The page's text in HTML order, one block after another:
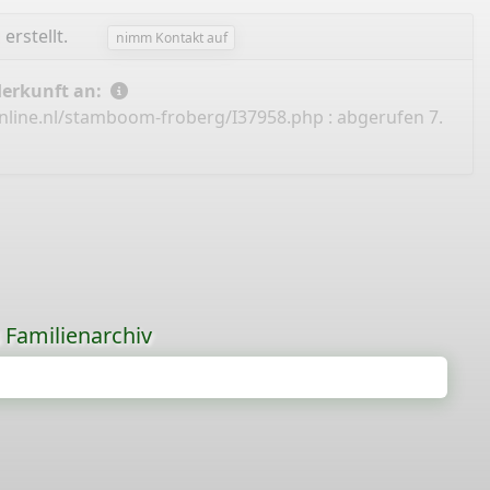
erstellt. nimm Kontakt auf
an:
stamboom-froberg/I37958.php : abgerufen 7.